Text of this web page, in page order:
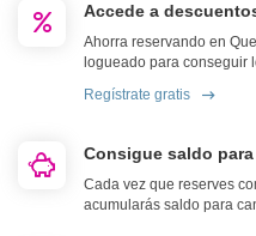
Accede a
Ahorra reservando en
logueado para conseguir
Regístrate gratis
Consigue saldo
Cada vez que reserves
acumularás saldo para